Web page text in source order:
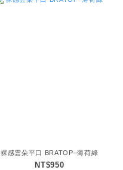
裸感雲朵平口 BRATOP–薄荷綠
NT$950